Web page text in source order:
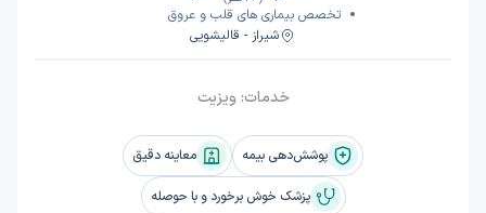
تخصص بیماری های قلب و عروق
شیراز - قالیشویی
خدمات:ویزیت
پوشش‌دهی بیمه معاینه دقیق
پزشک خوش برخورد و با حوصله